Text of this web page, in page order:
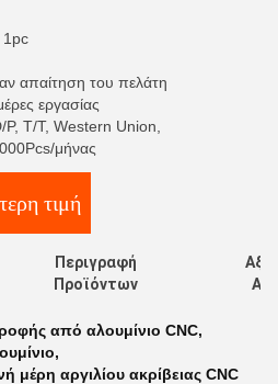
1pc
απαίτηση του πελάτη
εργασίας
T/T, Western Union,
μήνας
τιμή
Περιγραφή
Προϊόντων
από αλουμίνιο CNC,
,
μέρη αργιλίου ακρίβειας CNC